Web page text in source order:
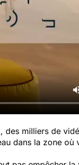
des milliers de
dans la zone où